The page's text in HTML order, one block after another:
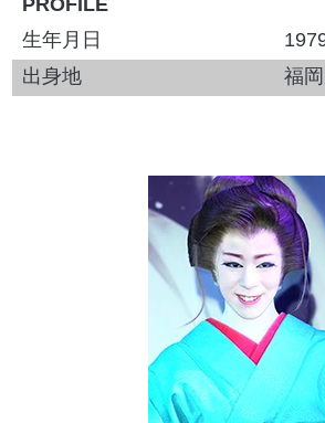
PROFILE
生年月日
出身地
福